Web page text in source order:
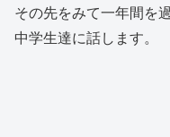
その先をみて一年間を
中学生達に話します。